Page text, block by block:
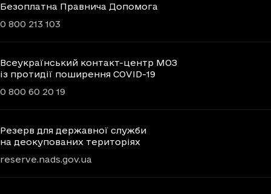
Безоплатна Правнича Допомога
0 800 213 103
Всеукраїнський контакт-центр МОЗ
із протидії поширення COVID-19
0 800 60 20 19
Резерв для державної служби
на деокупованих територіях
reserve.nads.gov.ua